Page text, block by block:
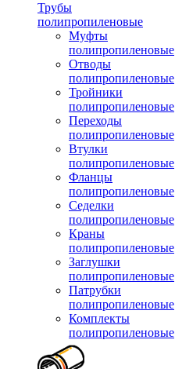
Трубы
полипропиленовые
Муфты
полипропиленовые
Отводы
полипропиленовые
Тройники
полипропиленовые
Переходы
полипропиленовые
Втулки
полипропиленовые
Фланцы
полипропиленовые
Седелки
полипропиленовые
Краны
полипропиленовые
Заглушки
полипропиленовые
Патрубки
полипропиленовые
Комплекты
полипропиленовые